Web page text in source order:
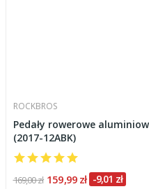
ROCKBROS
Pedały rowerowe
(2017-12ABK)
169,00 zł 159,99 zł -9,01 zł